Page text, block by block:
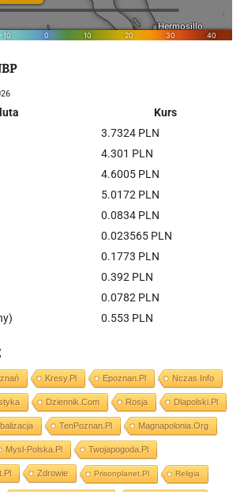
Kurs
3.7324 PLN
4.301 PLN
4.6005 PLN
5.0172 PLN
0.0834 PLN
0.023565 PLN
0.1773 PLN
0.392 PLN
0.0782 PLN
0.553 PLN
Kresy.pl Epoznan.pl Nczas.info
Dziennik.com Rosja Dlapolski.pl
TenPoznan.pl Magnapolonia.org
Mysl-Polska.pl Twojapogoda.pl
Zdrowie Prisonplanet.pl Religia